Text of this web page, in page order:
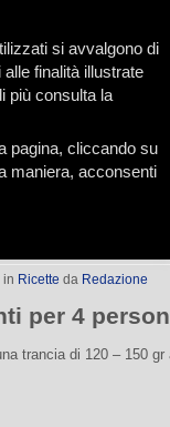
Le nostre firme
cartoccio
in Ricette da Redazione
per 4
trancia di 120 – 150 gr
si avvalgono di
finalità illustrate
più consulta la
pagina, cliccando su
maniera, acconsenti